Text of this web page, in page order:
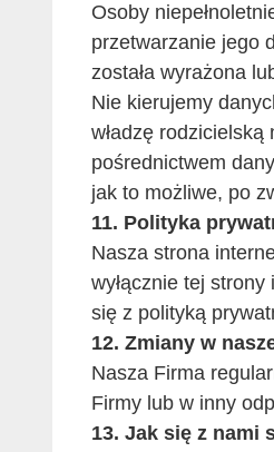
Osoby
przetwarzanie jego
została wyrażona
Nie kierujemy
władzę
pośrednictwem
jak to możliwe, po
11. Polityka
Nasza strona
wyłącznie tej
się z polityką
12. Zmiany w
Nasza Firma
Firmy lub w inny
13. Jak się z nami